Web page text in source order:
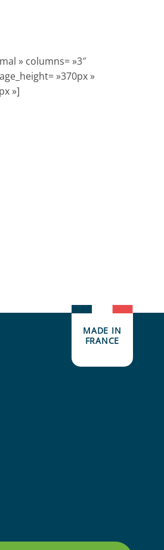
» columns= »3″
»370px »
»]
MADE IN
FRANCE